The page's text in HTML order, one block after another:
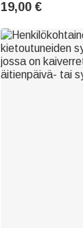
ystävälle tai
19,00 €